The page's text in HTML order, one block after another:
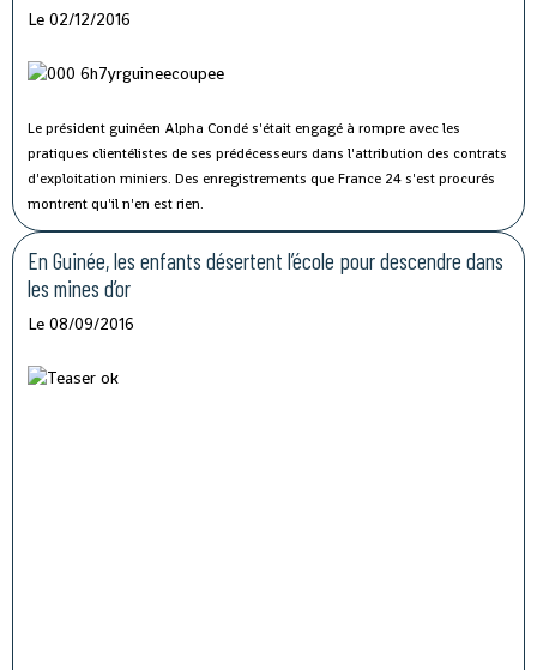
Le 02/12/2016
Le président guinéen Alpha Condé s'était engagé à rompre avec les
pratiques clientélistes de ses prédécesseurs dans l'attribution des contrats
d'exploitation miniers. Des enregistrements que France 24 s'est procurés
montrent qu'il n'en est rien.
En Guinée, les enfants désertent l’école pour descendre dans
les mines d’or
Le 08/09/2016